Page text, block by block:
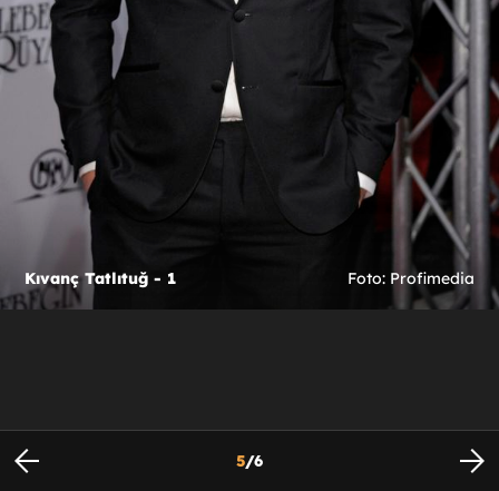
Kıvanç Tatlıtuğ - 1 Foto: Profimedia
5/6